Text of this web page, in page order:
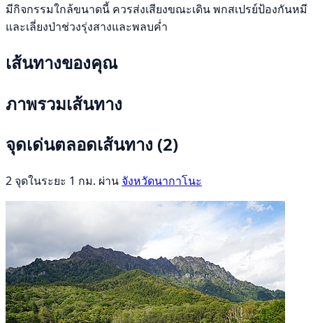
มีกิจกรรมใกล้ขนาดนี้ ควรส่งเสียงขณะเดิน พกสเปรย์ป้องกันหมี
และเลี่ยงป่าช่วงรุ่งสางและพลบค่ำ
เส้นทางของคุณ
ภาพรวมเส้นทาง
จุดเด่นตลอดเส้นทาง (2)
2 จุดในระยะ 1 กม. ผ่าน จังหวัดนากาโนะ